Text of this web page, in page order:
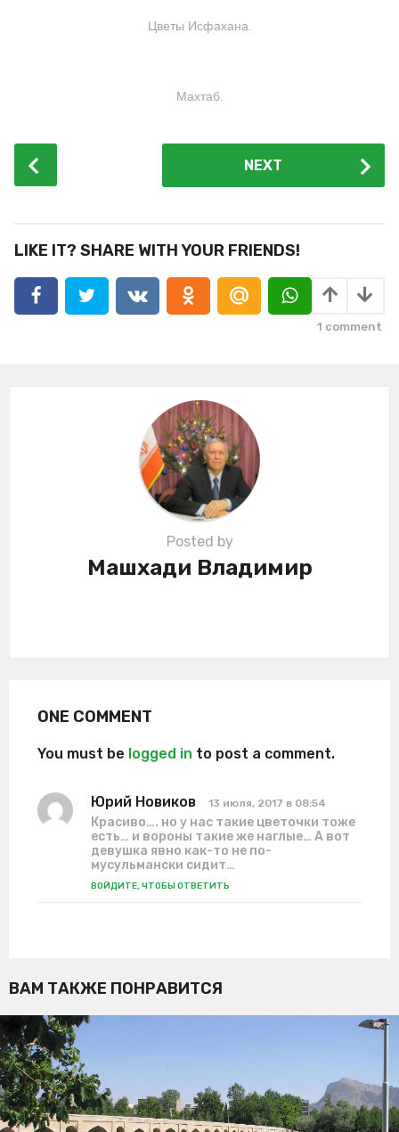
Цветы Исфахана.
Махтаб.
o
P
a
i
NEXT
LIKE IT? SHARE WITH YOUR FRIENDS!
1 comment
Posted by
Машхади Владимир
ONE COMMENT
You must be logged in to post a comment.
Юрий Новиков 13 июля, 2017 в 08:54
Красиво…. но у нас такие цветочки тоже
есть… и вороны такие же наглые… А вот
девушка явно как-то не по-
мусульмански сидит…
ВОЙДИТЕ, ЧТОБЫ ОТВЕТИТЬ
ВАМ ТАКЖЕ ПОНРАВИТСЯ